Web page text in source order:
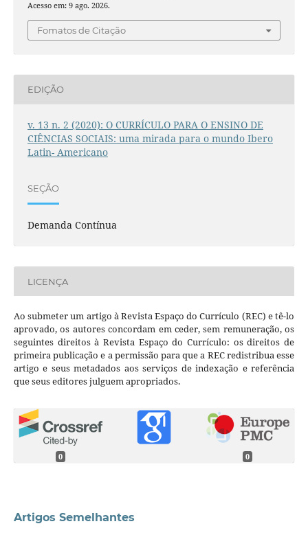
Acesso em: 9 ago. 2026.
Fomatos de Citação
EDIÇÃO
v. 13 n. 2 (2020): O CURRÍCULO PARA O ENSINO DE
CIÊNCIAS SOCIAIS: uma mirada para o mundo Ibero
Latin- Americano
SEÇÃO
Demanda Contínua
LICENÇA
Ao submeter um artigo à Revista Espaço do Currículo (REC) e tê-lo
aprovado, os autores concordam em ceder, sem remuneração, os
seguintes direitos à Revista Espaço do Currículo: os direitos de
primeira publicação e a permissão para que a REC redistribua esse
artigo e seus metadados aos serviços de indexação e referência
que seus editores julguem apropriados.
0 0
Artigos Semelhantes